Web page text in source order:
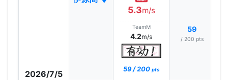
2026/7/5
5.3m/s
TeamM
4.2m/s
59 / 200 pts
59
/ 200 pts